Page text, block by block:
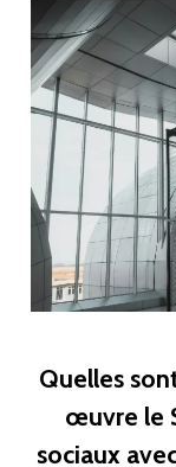
Quelles
œuvre le
sociaux